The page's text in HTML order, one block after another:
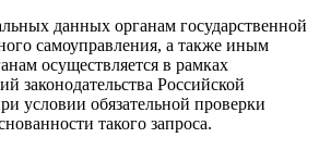
данных органам государственной
самоуправления, а также иным
осуществляется в рамках
законодательства Российской
условии обязательной проверки
такого запроса.